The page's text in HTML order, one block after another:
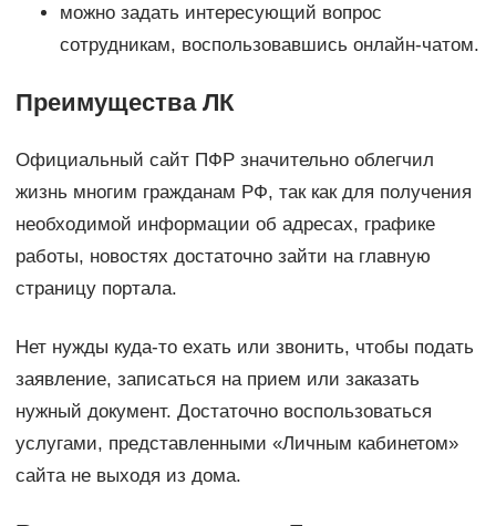
можно задать интересующий вопрос
сотрудникам, воспользовавшись онлайн-чатом.
Преимущества ЛК
Официальный сайт ПФР значительно облегчил
жизнь многим гражданам РФ, так как для получения
необходимой информации об адресах, графике
работы, новостях достаточно зайти на главную
страницу портала.
Нет нужды куда-то ехать или звонить, чтобы подать
заявление, записаться на прием или заказать
нужный документ. Достаточно воспользоваться
услугами, представленными «Личным кабинетом»
сайта не выходя из дома.